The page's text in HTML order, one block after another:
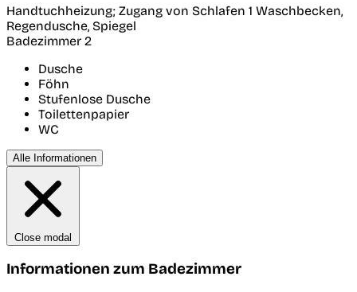
Handtuchheizung; Zugang von Schlafen 1 Waschbecken,
Regendusche, Spiegel
Badezimmer 2
Dusche
Föhn
Stufenlose Dusche
Toilettenpapier
WC
Alle Informationen
Close modal
Informationen zum Badezimmer